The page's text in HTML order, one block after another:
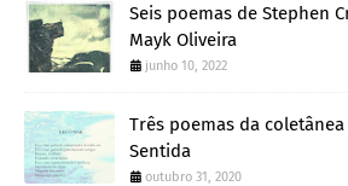
Seis poemas de Stephen
Mayk Oliveira
junho 10, 2022
Três poemas da coletânea
Sentida
outubro 31, 2020